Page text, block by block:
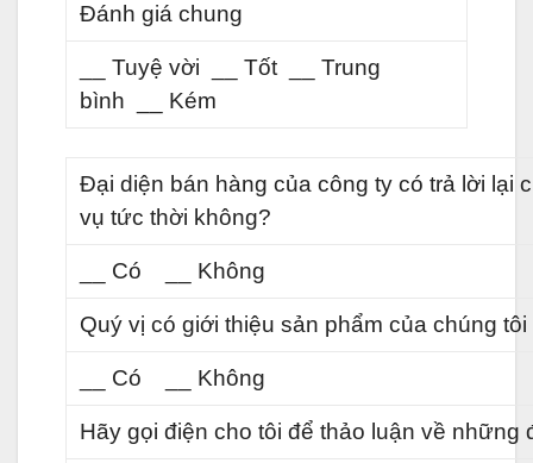
Đánh giá chung
__ Tuyệ vời __ Tốt __ Trung
bình __ Kém
Đại diện bán hàng của công ty có trả lời lại
vụ tức thời không?
__ Có __ Không
Quý vị có giới thiệu sản phẩm của chúng
__ Có __ Không
Hãy gọi điện cho tôi để thảo luận về những